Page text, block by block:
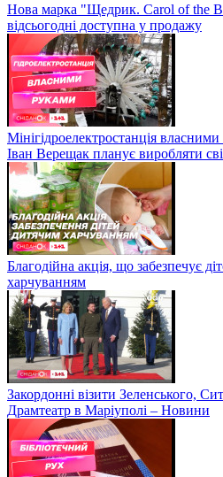
Нова марка "Щедрик. Carol of the
відсьогодні доступна у продажу
Мінігідроелектростанція
Іван Верещак планує виробляти
Благодійна акція, що забезпечує
харчуванням
Закордонні візити Зеленського,
Драмтеатр в Маріуполі – Новини